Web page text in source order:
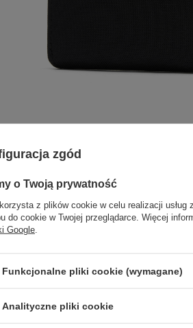
i
zgód
o Twoją prywatność
z plików cookie w celu realizacji usług
do cookie w Twojej przeglądarce. Więcej
Google
Funkcjonalne pliki cookie (wymagane)
Analityczne pliki cookie